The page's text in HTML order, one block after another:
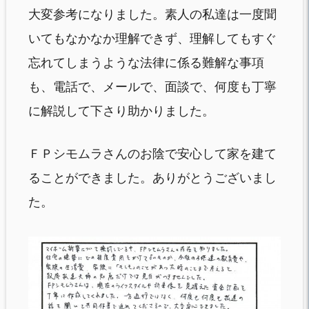
大変参考になりました。素人の私達は一度聞
いてもなかなか理解できず、理解してもすぐ
忘れてしまうような法律に係る難解な事項
も、電話で、メールで、面談で、何度も丁寧
に解説して下さり助かりました。
ＦＰシモムラさんのお陰で安心して家を建て
ることができました。ありがとうございまし
た。